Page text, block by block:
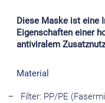
Diese Maske ist eine
Eigenschaften einer
antiviralem
Material
Filter: PP/PE